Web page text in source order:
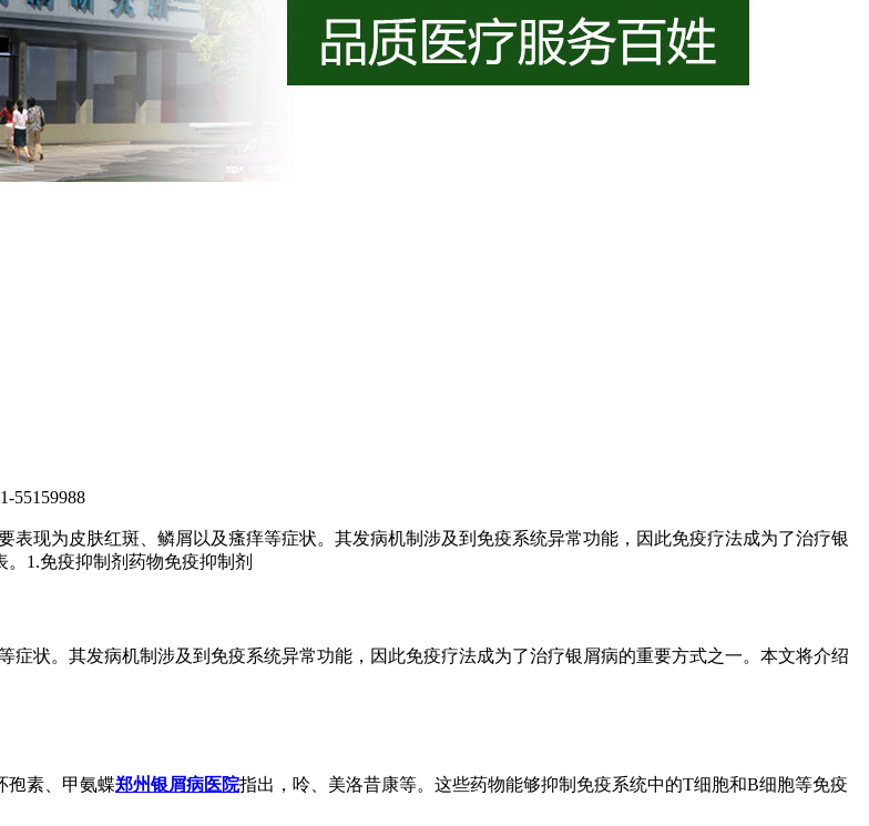
55159988
表现为皮肤红斑、鳞屑以及瘙痒等症状。其发病机制涉及到免疫系统异常功能，因此免疫疗法成为了治疗银
1.免疫抑制剂药物免疫抑制剂
症状。其发病机制涉及到免疫系统异常功能，因此免疫疗法成为了治疗银屑病的重要方式之一。本文将介绍
孢素、甲氨蝶郑州银屑病医院指出，呤、美洛昔康等。这些药物能够抑制免疫系统中的T细胞和B细胞等免疫